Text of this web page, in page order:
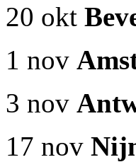
20 okt
1 nov
3 nov
17 nov